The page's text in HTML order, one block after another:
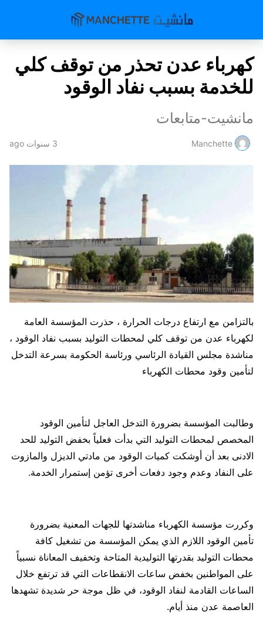
كهرباء عدن تحذر من توقف كلي
للخدمة بسبب نفاد الوقود
مانشيت-متابعات
Manchette 3 سنوات ago
بالتزامن مع ارتفاع درجات الحرارة ، حذرت المؤسسة العامة
لكهرباء عدن من توقف كلي لمحطات التوليد بسبب نفاد الوقود ،
مناشدة مجلس القيادة الرئاسي ورئاسة الحكومة بسرعة التدخل
لتأمين وقود محطات الكهرباء
وطالبت المؤسسة بضرورة التدخل العاجل لتأمين الوقود
المخصص لمحطات التوليد التي بدأت فعلياً بخفض التوليد للحد
الادنى بعد أن أوشكت كميات الوقود من مادتي الديزل والمازوت
على النفاد وعدم وجود دفعات أخرى تؤمن إستمرار الخدمة.
وكررت مؤسسة الكهرباء مناشدتها للجهات المعنية بضرورة
تأمين الوقود اللازم الذي يمكن المؤسسة من تشغيل كافة
محطات التوليد بقدرتها التوليدية المتاحة وتخفيف المعاناة نسبياً
على المواطنين بخفض ساعات الانقطاعات التي قد ترتفع خلال
الساعات القادمة لنفاد الوقود، في ظل موجة حر شديدة تشهدها
العاصمة عدن منذ أيام.